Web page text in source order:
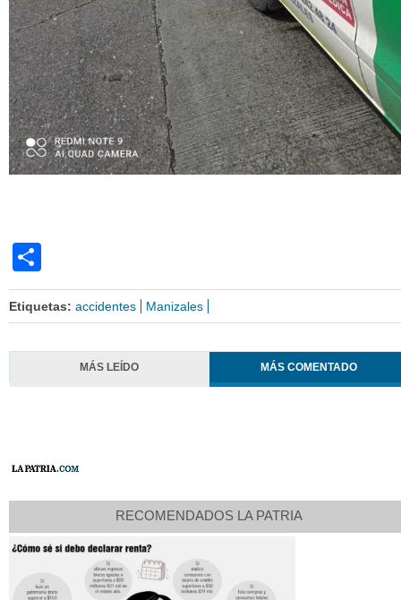
Etiquetas: accidentes Manizales
MÁS LEÍDO MÁS COMENTADO
RECOMENDADOS LA PATRIA